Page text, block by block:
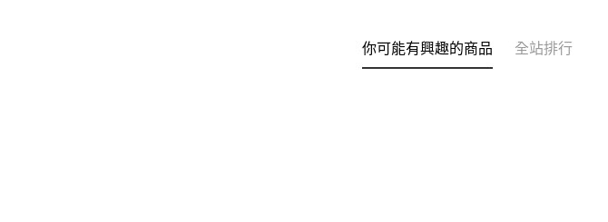
你可能有興趣的商品 全站排行